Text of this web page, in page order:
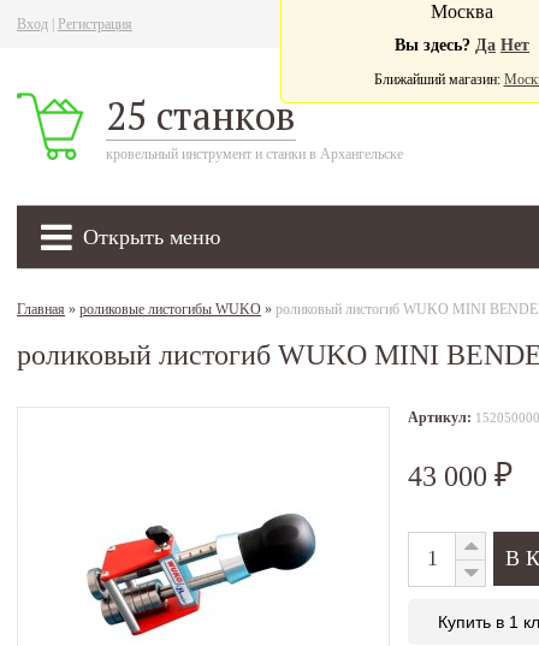
Вход Регистрация
25 станков
кровельный инструмент и станки в Архангельске
Открыть меню
Москва
Вы здесь? Да Нет
Ближайший магазин:
Главная » роликовые листогибы WUKO » роликовый листогиб WUKO MINI
роликовый листогиб WUKO MINI
Артикул: 152050000
43 000 ₽
Купить в 1